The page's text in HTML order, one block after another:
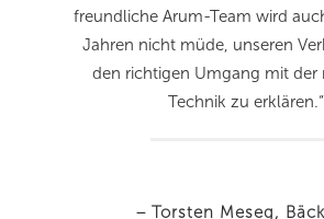
freundliche Arum-Team wird
Jahren nicht müde, unseren
den richtigen Umgang mit der
Technik zu erklären.“
– Torsten Meseg,